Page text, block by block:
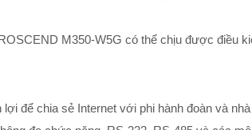
M350-W5G có thể chịu được điều
để chia sẻ Internet với phi hành đoàn và